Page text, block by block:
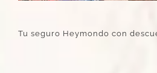
Tu seguro Heymondo con